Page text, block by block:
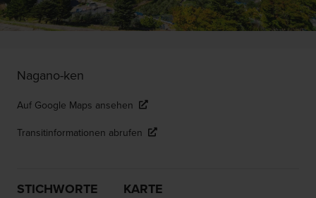
Nagano-ken
Auf Google Maps ansehen
Transitinformationen abrufen
STICHWORTE KARTE